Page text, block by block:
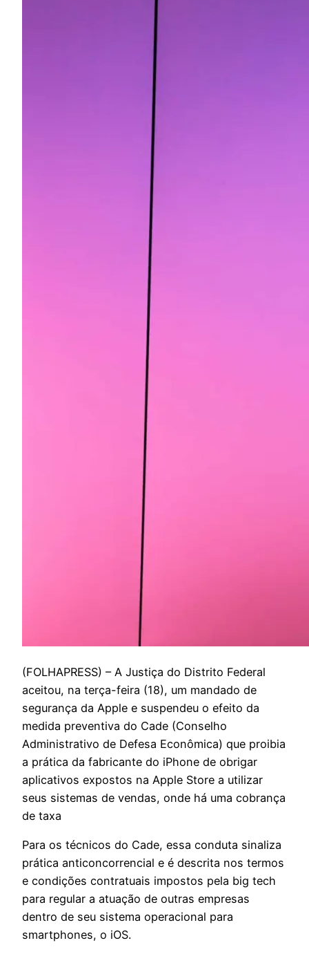
(FOLHAPRESS) – A Justiça do Distrito Federal
aceitou, na terça-feira (18), um mandado de
segurança da Apple e suspendeu o efeito da
medida preventiva do Cade (Conselho
Administrativo de Defesa Econômica) que proibia
a prática da fabricante do iPhone de obrigar
aplicativos expostos na Apple Store a utilizar
seus sistemas de vendas, onde há uma cobrança
de taxa
Para os técnicos do Cade, essa conduta sinaliza
prática anticoncorrencial e é descrita nos termos
e condições contratuais impostos pela big tech
para regular a atuação de outras empresas
dentro de seu sistema operacional para
smartphones, o iOS.